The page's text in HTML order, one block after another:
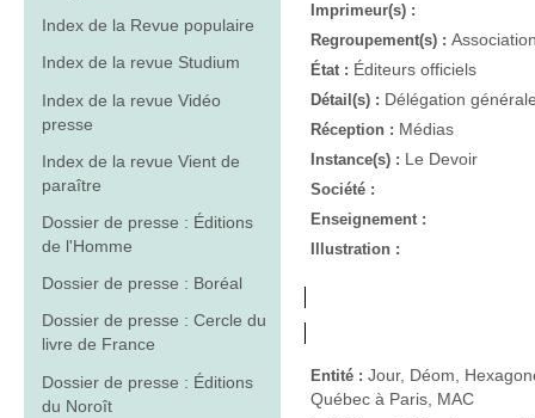
Index de la Revue populaire
Index de la revue Studium
Index de la revue Vidéo
presse
Index de la revue Vient de
paraître
Dossier de presse : Éditions
de l'Homme
Dossier de presse : Boréal
Dossier de presse : Cercle du
livre de France
Dossier de presse : Éditions
du Noroît
Imprimeur(s) :
Regroupement(s) :
État : Éditeurs officiels
Détail(s) : Délégation
Réception : Médias
Instance(s) : Le Devoir
Société :
Enseignement :
Illustration :
Entité : Jour, Déom,
Québec à Paris, MAC